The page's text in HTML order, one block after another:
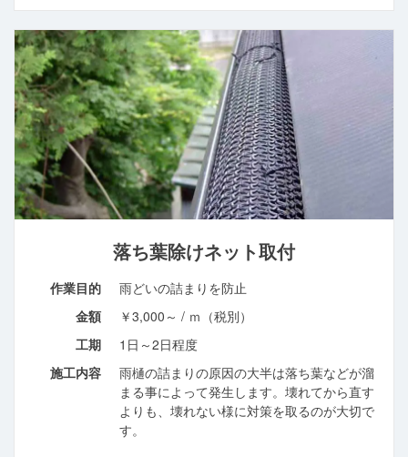
落ち葉除けネット取付
作業目的
雨どいの詰まりを防止
金額
￥3,000～ / ｍ（税別）
工期
1日～2日程度
施工内容
雨樋の詰まりの原因の大半は落ち葉などが溜
まる事によって発生します。壊れてから直す
よりも、壊れない様に対策を取るのが大切で
す。